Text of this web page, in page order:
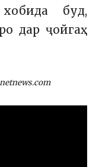
буд,
дар ҷойгаҳ